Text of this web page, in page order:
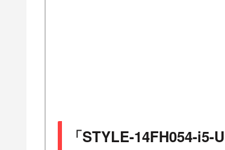
「STYLE-14FH054-i5-